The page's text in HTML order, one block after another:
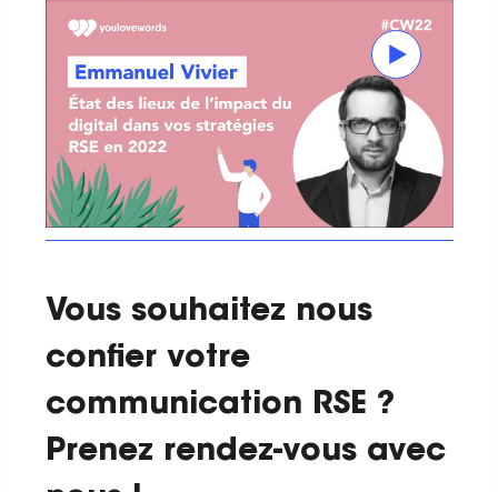
Vous souhaitez nous
confier votre
communication RSE ?
Prenez rendez-vous avec